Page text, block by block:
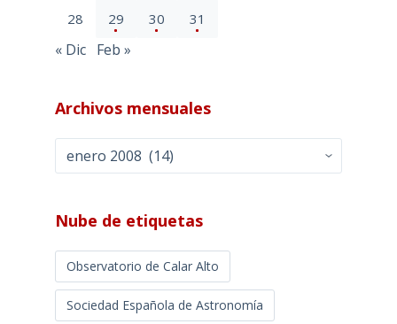
28 29 30 31
« Dic Feb »
Archivos mensuales
mensuales
Nube de etiquetas
Observatorio de Calar Alto
Sociedad Española de Astronomía